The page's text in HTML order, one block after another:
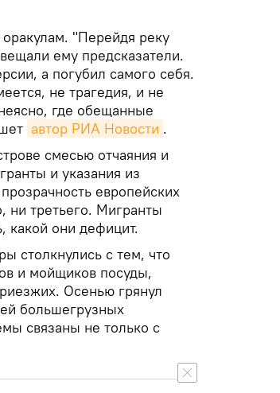
"Перейдя реку
ему предсказатели.
а погубил самого себя.
не трагедия, и не
где обещанные
автор РИА Новости .
смесью отчаяния и
и указания из
европейских
ни третьего. Мигранты
какой они дефицит.
столкнулись с тем, что
и мойщиков посуды,
Осенью грянул
большегрузных
связаны не только с